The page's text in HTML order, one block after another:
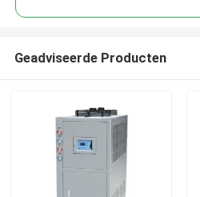
Geadviseerde Producten